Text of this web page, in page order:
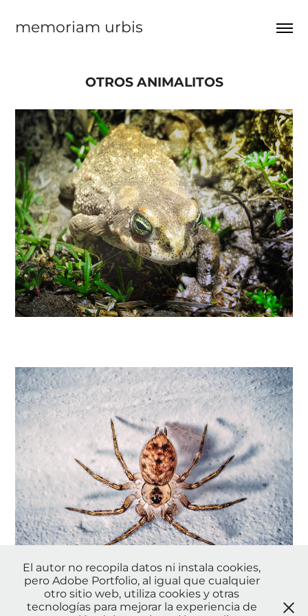
memoriam urbis
OTROS ANIMALITOS
Arañas
El autor no recopila datos ni instala cookies,
pero Adobe Portfolio, al igual que cualquier
otro sitio web, utiliza cookies y otras
tecnologías para mejorar la experiencia de